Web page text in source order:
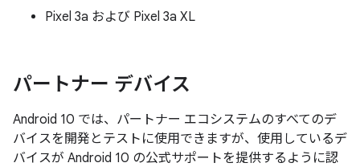
Pixel 3a および Pixel 3a XL
パートナー デバイス
Android 10 では、パートナー エコシステムのすべてのデ
バイスを開発とテストに使用できますが、使用しているデ
バイスが Android 10 の公式サポートを提供するように認